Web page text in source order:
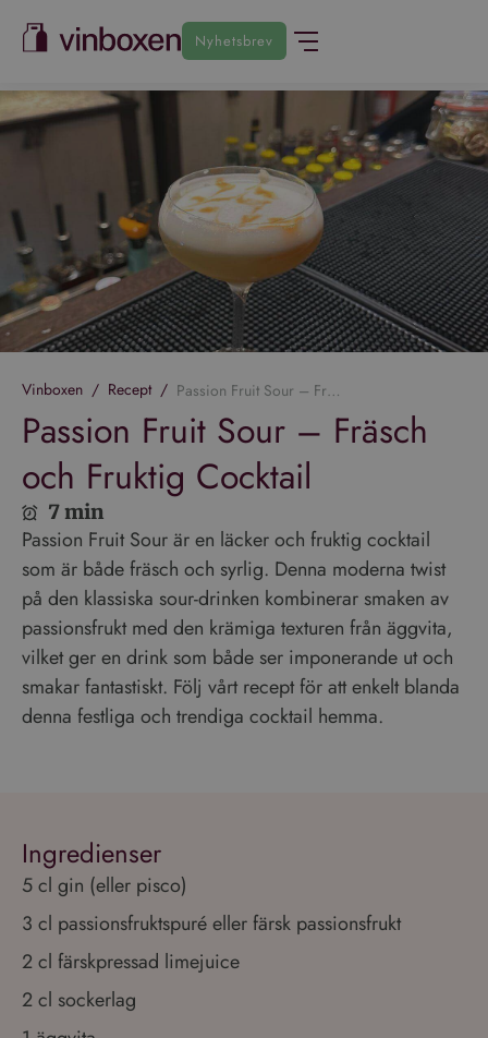
Nyhetsbrev
Vinboxen / Recept / Passion Fruit Sour – Fräsch och Fruktig Cocktail
Passion Fruit Sour – Fräsch
och Fruktig Cocktail
7 min
Passion Fruit Sour är en läcker och fruktig cocktail
som är både fräsch och syrlig. Denna moderna twist
på den klassiska sour-drinken kombinerar smaken av
passionsfrukt med den krämiga texturen från äggvita,
vilket ger en drink som både ser imponerande ut och
smakar fantastiskt. Följ vårt recept för att enkelt blanda
denna festliga och trendiga cocktail hemma.
Ingredienser
5 cl gin (eller pisco)
3 cl passionsfruktspuré eller färsk passionsfrukt
2 cl färskpressad limejuice
2 cl sockerlag